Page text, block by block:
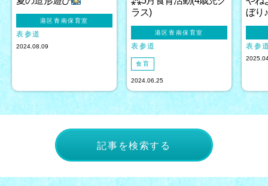
港区青南保育室
表参道
2024.08.09
ラス)
港区青南保育室
表参道
食育
2024.06.25
ぼり♪
表参
記事を検索する